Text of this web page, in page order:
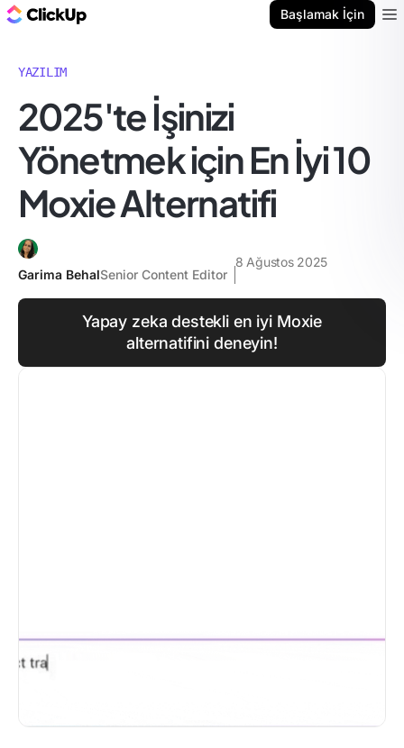
Başlamak İçin
YAZILIM
2025'te İşinizi
Yönetmek için En İyi 10
Moxie Alternatifi
Garima BehalSenior Content Editor
8 Ağustos 2025
Yapay zeka destekli en iyi Moxie
alternatifini deneyin!